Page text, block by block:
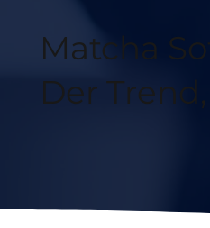
Matcha
Der